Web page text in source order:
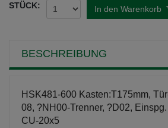
STÜCK: In den Warenkorb
BESCHREIBUNG
HSK481-600 Kasten:T175mm,
08, ?NH00-Trenner, ?D02, Einspg.
CU-20x5